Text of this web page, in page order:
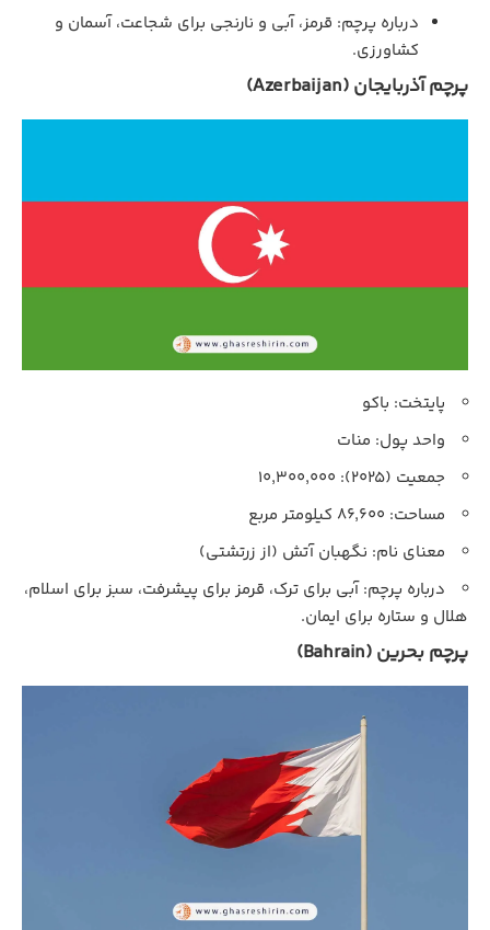
درباره پرچم: قرمز، آبی و نارنجی برای شجاعت، آسمان و
کشاورزی.
پرچم آذربایجان (Azerbaijan)
پایتخت: باکو
واحد پول: منات
جمعیت (۲۰۲۵): ۱۰,۳۰۰,۰۰۰
مساحت: ۸۶,۶۰۰ کیلومتر مربع
معنای نام: نگهبان آتش (از زرتشتی)
درباره پرچم: آبی برای ترک، قرمز برای پیشرفت، سبز برای اسلام،
هلال و ستاره برای ایمان.
پرچم بحرین (Bahrain)